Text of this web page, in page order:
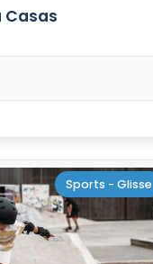
Casas
Sports - Glisse